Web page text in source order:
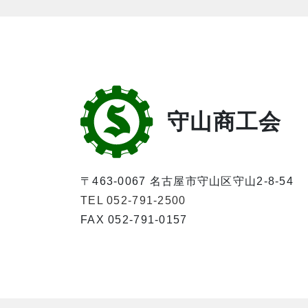
守山商工会
〒463-0067 名古屋市守山区守山2-8-54
TEL 052-791-2500
FAX 052-791-0157